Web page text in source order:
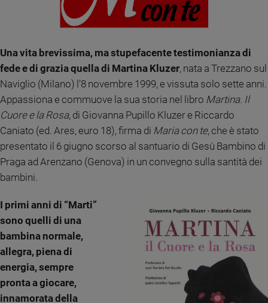
Diritti
Aziende
valore
Caso
della
settimana
Migranti
Diversità
e
Costume
Cultura
e
spettacoli
Sanremo
2026
Cinema,
Una vita brevissima, ma stupefacente testimonianza di
fede e di grazia quella di Martina Kluzer, nata a Trezzano sul
Naviglio (Milano) l’8 novembre 1999, e vissuta solo sette anni.
Appassiona e commuove la sua storia nel libro Martina. Il
Cuore e la Rosa, di Giovanna Pupillo Kluzer e Riccardo
Caniato (ed. Ares, euro 18), firma di Maria con te, che è stato
presentato il 6 giugno scorso al santuario di Gesù Bambino di
Praga ad Arenzano (Genova) in un convegno sulla santità dei
bambini.
I primi anni di “Marti”
sono quelli di una
bambina normale,
allegra, piena di
energia, sempre
pronta a giocare,
innamorata della